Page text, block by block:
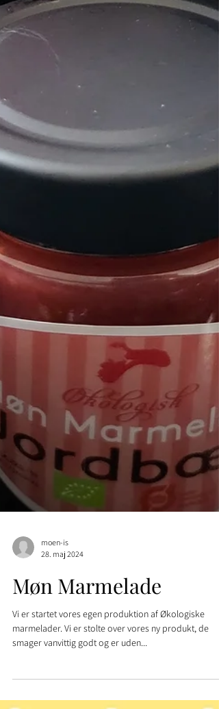
moen-is
28. maj 2024
Møn Marmelade
smager vanvittig godt og er uden...